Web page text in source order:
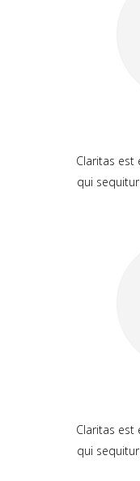
Claritas est
qui
Claritas est
qui